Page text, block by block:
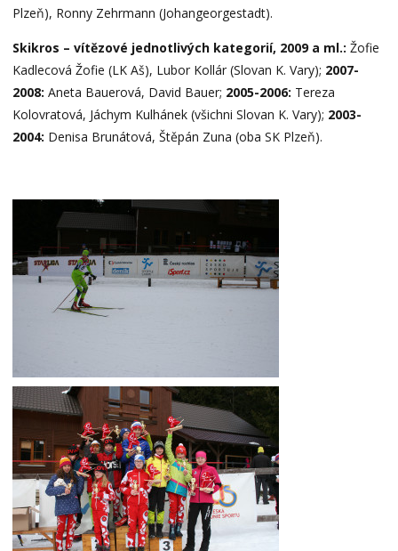
Plzeň), Ronny Zehrmann (Johangeorgestadt).
Skikros – vítězové jednotlivých kategorií, 2009 a ml.: Žofie
Kadlecová Žofie (LK Aš), Lubor Kollár (Slovan K. Vary); 2007-
2008: Aneta Bauerová, David Bauer; 2005-2006: Tereza
Kolovratová, Jáchym Kulhánek (všichni Slovan K. Vary); 2003-
2004: Denisa Brunátová, Štěpán Zuna (oba SK Plzeň).